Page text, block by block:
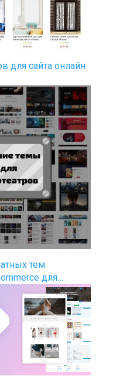
для сайта онлайн
тем
для…